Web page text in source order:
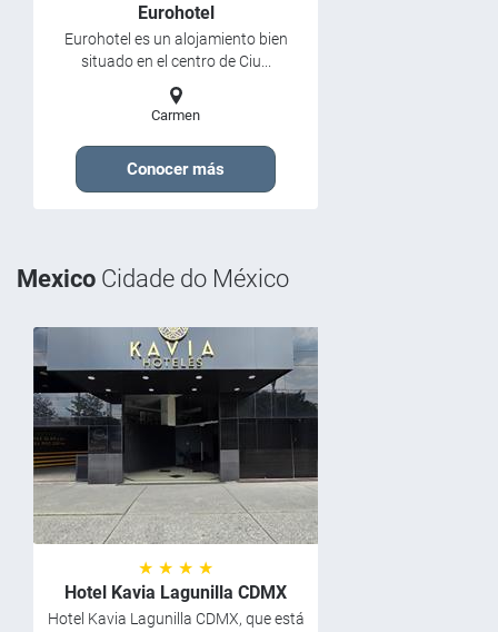
Eurohotel
Eurohotel es un alojamiento bien
situado en el centro de Ciu...
Carmen
Conocer más
Mexico Cidade do México
★ ★ ★ ★
Hotel Kavia Lagunilla CDMX
Hotel Kavia Lagunilla CDMX, que está